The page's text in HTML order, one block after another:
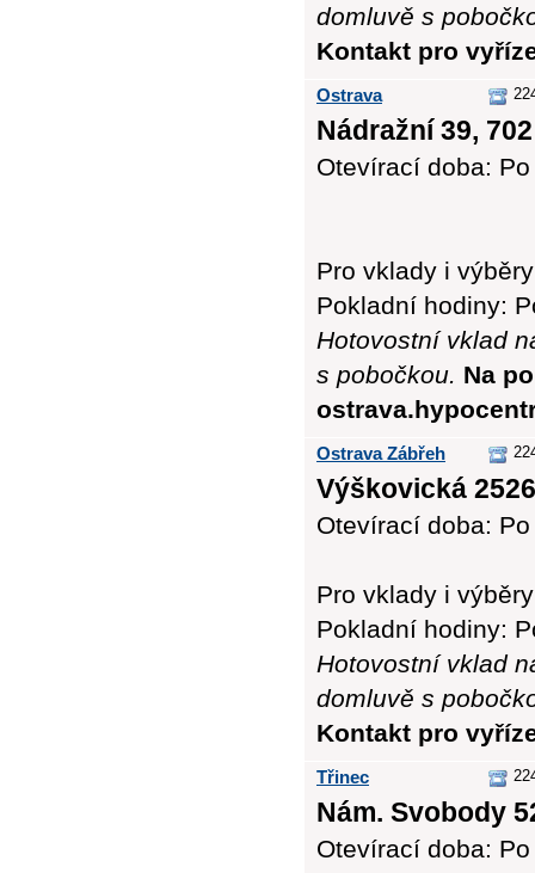
domluvě s
Kontakt pro
Ostrava
Nádražní 39,
Otevírací doba:
Pro vklady i
Pokladní hodiny:
Hotovostní vklad
s pobočkou. Na
Ostrava Zábřeh
Výškovická
Otevírací doba:
Pro vklady i
Pokladní hodiny:
Hotovostní vklad
domluvě s
Kontakt pro
Třinec
Nám. Svobody
Otevírací doba: